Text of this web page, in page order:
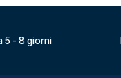
5 - 8 giorni